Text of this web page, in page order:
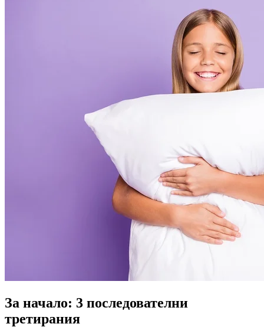
За начало: 3 последователни
третирания